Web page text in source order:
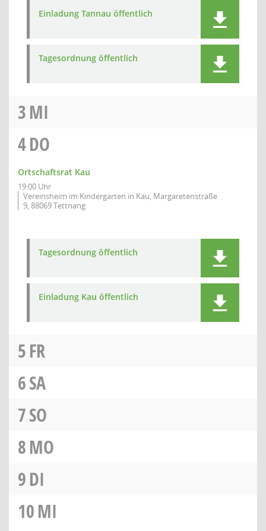
Einladung Tannau öffentlich
Tagesordnung öffentlich
3MI
4DO
Ortschaftsrat Kau
19:00 Uhr
Vereinsheim im Kindergarten in Kau, Margaretenstraße
9, 88069 Tettnang
Tagesordnung öffentlich
Einladung Kau öffentlich
5FR
6SA
7SO
8MO
9DI
10MI